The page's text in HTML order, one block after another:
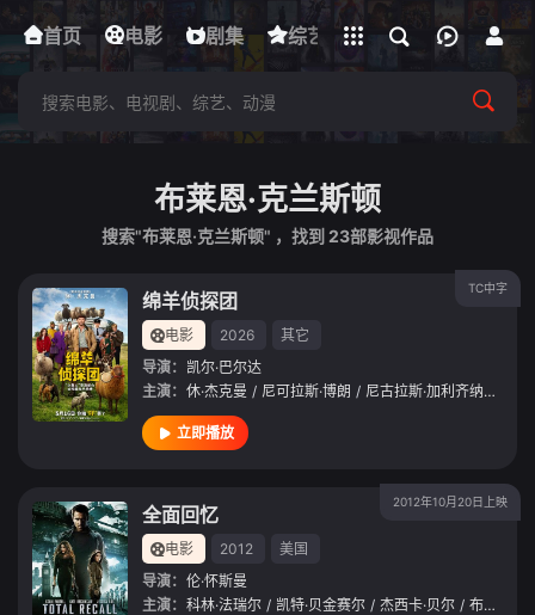
首页 电影 剧集 综艺 动漫 短剧
下载客户端
立即登录
布莱恩·克兰斯顿
搜索"布莱恩·克兰斯顿" ，找到 23部影视作品
TC中字
绵羊侦探团
电影 2026
其它
导演： 凯尔·巴尔达
主演： 休·杰克曼 / 尼可拉斯·博朗 / 尼古拉斯·加利齐纳 /
立即播放
2012年10月20日上映
全面回忆
电影 2012
美国
导演： 伦·怀斯曼
主演： 科林·法瑞尔 / 凯特·贝金赛尔 / 杰西卡·贝尔 / 布莱恩·克兰斯顿